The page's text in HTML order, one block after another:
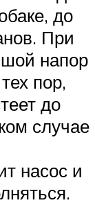
до
При
напор
пор,
до
случае
насос и